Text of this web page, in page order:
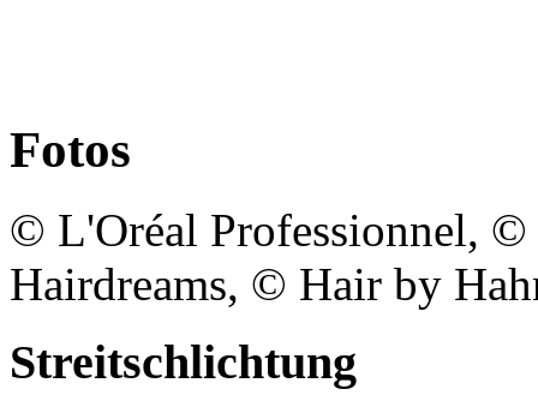
Fotos
© L'Oréal Professionnel,
Hairdreams, © Hair by
Streitschlichtung